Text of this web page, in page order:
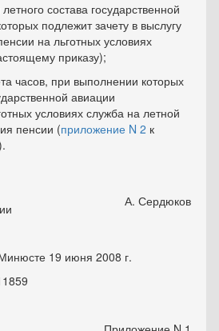
состава государственной
подлежит зачету в выслугу
на льготных условиях
приказу);
часов, при выполнении которых
авиации
условиях служба на летной
пенсии (приложение N 2 к
А. Сердюков
19 июня 2008 г.